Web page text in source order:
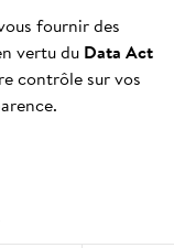
fournir des
vertu du Data Act
contrôle sur vos